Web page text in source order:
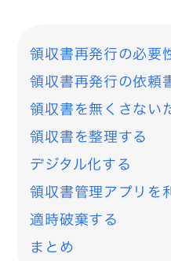
領収書再発行の必要
領収書再発行の依頼
領収書を無くさない
領収書を整理する
デジタル化する
領収書管理アプリを
適時破棄する
まとめ